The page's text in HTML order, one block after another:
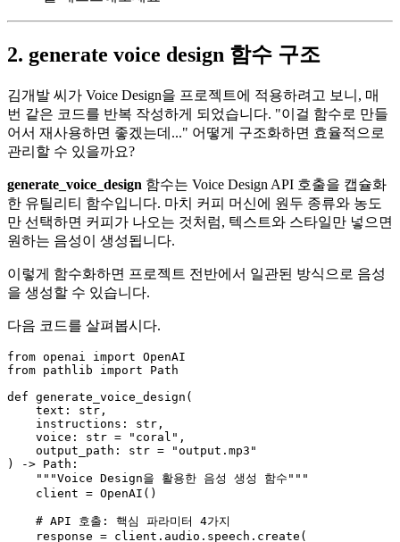
2. generate voice design 함수 구조
김개발 씨가 Voice Design을 프로젝트에 적용하려고 보니, 매
번 같은 코드를 반복 작성하게 되었습니다. "이걸 함수로 만들
어서 재사용하면 좋겠는데..." 어떻게 구조화하면 효율적으로
관리할 수 있을까요?
generate_voice_design 함수는 Voice Design API 호출을 캡슐화
한 유틸리티 함수입니다. 마치 커피 머신에 원두 종류와 농도
만 선택하면 커피가 나오는 것처럼, 텍스트와 스타일만 넣으면
원하는 음성이 생성됩니다.
이렇게 함수화하면 프로젝트 전반에서 일관된 방식으로 음성
을 생성할 수 있습니다.
다음 코드를 살펴봅시다.
from openai import
from pathlib import Path
def generate_voice_design (
    text:
str ,
    instructions:
str ,
    voice:
str = "coral" ,
    output_path:
str =
"output.mp3"
) -> Path:
"""Voice Design을 활용한 음성 생성 함수"""
    client = OpenAI()
# API 호출: 핵심 파라미터 4가지
    response = client.audio.speech.create(